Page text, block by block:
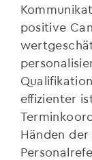
positive
effizienter
Händen